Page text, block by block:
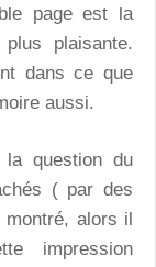
page est la
plaisante.
dans ce que
aussi.
la question du
( par des
alors il
impression